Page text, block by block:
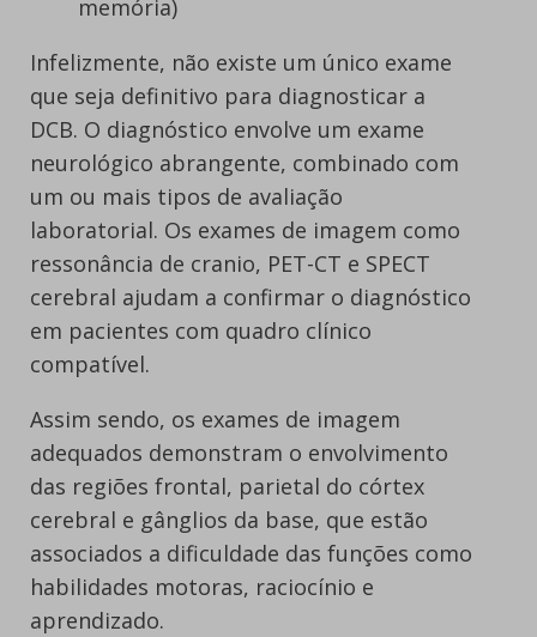
memória)
Infelizmente, não existe um único exame
que seja definitivo para diagnosticar a
DCB. O diagnóstico envolve um exame
neurológico abrangente, combinado com
um ou mais tipos de avaliação
laboratorial. Os exames de imagem como
ressonância de cranio, PET-CT e SPECT
cerebral ajudam a confirmar o diagnóstico
em pacientes com quadro clínico
compatível.
Assim sendo, os exames de imagem
adequados demonstram o envolvimento
das regiões frontal, parietal do córtex
cerebral e gânglios da base, que estão
associados a dificuldade das funções como
habilidades motoras, raciocínio e
aprendizado.